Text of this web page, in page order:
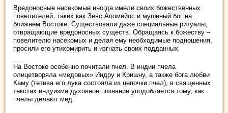
Вредоносные насекомые иногда имели своих божественных
повелителей, таких как Зевс Апомийос и мушиный бог на
ближнем Востоке. Существовали даже специальные ритуалы,
отвращающие вредоносных существ. Обращаясь к божеству –
повелителю насекомых и делая ему необходимые подношения,
просили его утихомирить и изгнать своих подданных.
На Востоке особенно почитали пчел. В индии пчела
олицетворяла «медовых» Индру и Кришну, а также бога любви
Каму (тетива его лука состояла из цепочки пчел), в священных
текстах индуизма духовное познание уподобляется тому, как
пчелы делают мед.